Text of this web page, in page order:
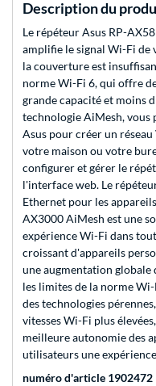
Description du
Le répéteur Asus RP-
amplifie le signal Wi-Fi de
la couverture est
norme Wi-Fi 6, qui offre
grande capacité et moins
technologie AiMesh, vous
Asus pour créer un
votre maison ou votre
configurer et gérer le
l'interface web. Le
Ethernet pour les
AX3000 AiMesh est une
expérience Wi-Fi dans
croissant d'appareils
une augmentation globale
les limites de la norme
des technologies
vitesses Wi-Fi plus
meilleure autonomie des
utilisateurs une
numéro d'article 1902472